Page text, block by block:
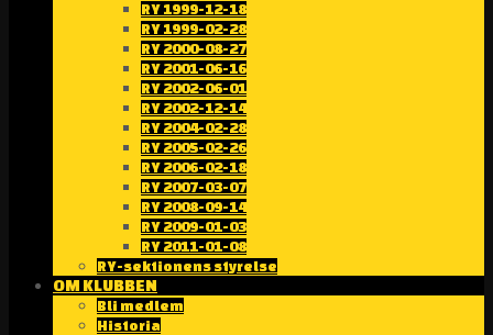
RY 1999-12-18
RY 1999-02-28
RY 2000-08-27
RY 2001-06-16
RY 2002-06-01
RY 2002-12-14
RY 2004-02-28
RY 2005-02-26
RY 2006-02-18
RY 2007-03-07
RY 2008-09-14
RY 2009-01-03
RY 2011-01-08
RY-sektionens styrelse
OM KLUBBEN
Bli medlem
Historia